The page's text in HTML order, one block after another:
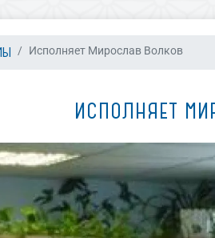
Исполняет Мирослав Волков
ИСПОЛНЯЕТ